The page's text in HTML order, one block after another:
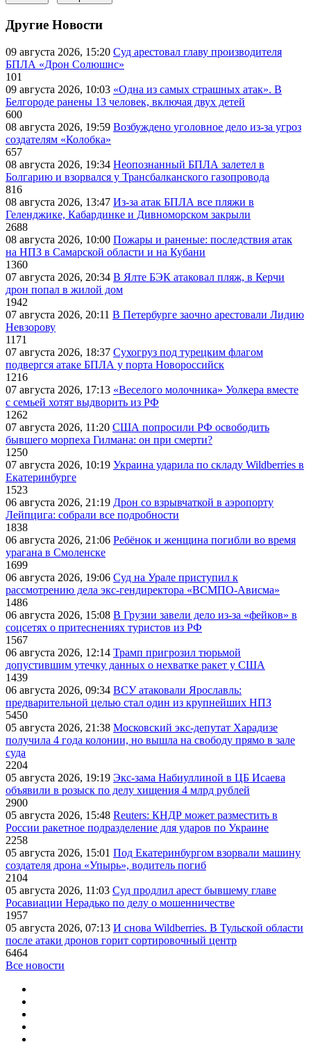
Другие Новости
09 августа 2026, 15:20 Суд арестовал главу производителя
БПЛА «Дрон Солюшнс»
101
09 августа 2026, 10:03 «Одна из самых страшных атак». В
Белгороде ранены 13 человек, включая двух детей
600
08 августа 2026, 19:59 Возбуждено уголовное дело из-за угроз
создателям «Колобка»
657
08 августа 2026, 19:34 Неопознанный БПЛА залетел в
Болгарию и взорвался у Трансбалканского газопровода
816
08 августа 2026, 13:47 Из-за атак БПЛА все пляжи в
Геленджике, Кабардинке и Дивноморском закрыли
2688
08 августа 2026, 10:00 Пожары и раненые: последствия атак
на НПЗ в Самарской области и на Кубани
1360
07 августа 2026, 20:34 В Ялте БЭК атаковал пляж, в Керчи
дрон попал в жилой дом
1942
07 августа 2026, 20:11 В Петербурге заочно арестовали Лидию
Невзорову
1171
07 августа 2026, 18:37 Сухогруз под турецким флагом
подвергся атаке БПЛА у порта Новороссийск
1216
07 августа 2026, 17:13 «Веселого молочника» Уолкера вместе
с семьей хотят выдворить из РФ
1262
07 августа 2026, 11:20 США попросили РФ освободить
бывшего морпеха Гилмана: он при смерти?
1250
07 августа 2026, 10:19 Украина ударила по складу Wildberries в
Екатеринбурге
1523
06 августа 2026, 21:19 Дрон со взрывчаткой в аэропорту
Лейпцига: собрали все подробности
1838
06 августа 2026, 21:06 Ребёнок и женщина погибли во время
урагана в Смоленске
1699
06 августа 2026, 19:06 Суд на Урале приступил к
рассмотрению дела экс-гендиректора «ВСМПО-Ависма»
1486
06 августа 2026, 15:08 В Грузии завели дело из-за «фейков» в
соцсетях о притеснениях туристов из РФ
1567
06 августа 2026, 12:14 Трамп пригрозил тюрьмой
допустившим утечку данных о нехватке ракет у США
1439
06 августа 2026, 09:34 ВСУ атаковали Ярославль:
предварительной целью стал один из крупнейших НПЗ
5450
05 августа 2026, 21:38 Московский экс-депутат Харадизе
получила 4 года колонии, но вышла на свободу прямо в зале
суда
2204
05 августа 2026, 19:19 Экс-зама Набиуллиной в ЦБ Исаева
объявили в розыск по делу хищения 4 млрд рублей
2900
05 августа 2026, 15:48 Reuters: КНДР может разместить в
России ракетное подразделение для ударов по Украине
2258
05 августа 2026, 15:01 Под Екатеринбургом взорвали машину
создателя дрона «Упырь», водитель погиб
2104
05 августа 2026, 11:03 Суд продлил арест бывшему главе
Росавиации Нерадько по делу о мошенничестве
1957
05 августа 2026, 07:13 И снова Wildberries. В Тульской области
после атаки дронов горит сортировочный центр
6464
Все новости